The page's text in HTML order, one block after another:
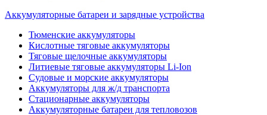
Аккумуляторные батареи и зарядные устройства
Тюменские аккумуляторы
Кислотные тяговые аккумуляторы
Тяговые щелочные аккумуляторы
Литиевые тяговые аккумуляторы Li-Ion
Судовые и морские аккумуляторы
Аккумуляторы для ж/д транспорта
Стационарные аккумуляторы
Аккумуляторные батареи для тепловозов